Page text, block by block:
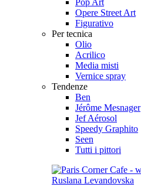
Opere Street Art
Figurativo
Per tecnica
Olio
Acrilico
Media misti
Vernice spray
Tendenze
Ben
Jérôme Mesnager
Jef Aérosol
Speedy Graphito
Seen
Tutti i pittori